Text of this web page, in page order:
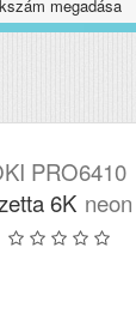
PRO6410
6K